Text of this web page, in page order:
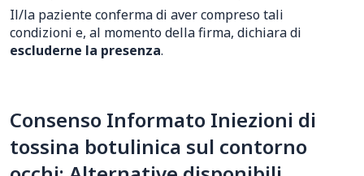
Il/la paziente conferma di aver compreso tali
condizioni e, al momento della firma, dichiara di
escluderne la presenza.
Consenso Informato Iniezioni di
tossina botulinica sul contorno